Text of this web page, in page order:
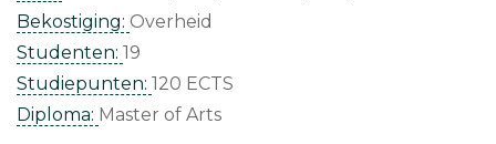
Bekostiging: Overheid
Studenten: 19
Studiepunten: 120 ECTS
Diploma: Master of Arts